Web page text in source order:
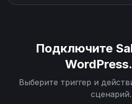
Подключите
Выберите триггер и
сценарий.